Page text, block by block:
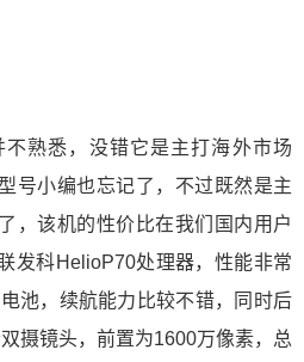
熟悉，没错它是主打海外市场
号小编也忘记了，不过既然是主
，该机的性价比在我们国内用户
发科HelioP70处理器，性能非常
池，续航能力比较不错，同时后
摄镜头，前置为1600万像素，总